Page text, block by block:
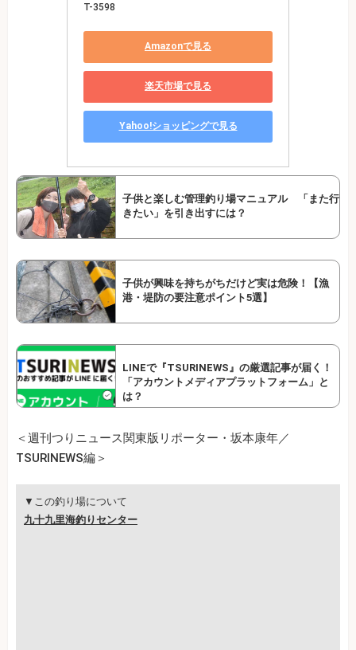
T-3598
Amazonで見る
楽天市場で見る
Yahoo!ショッピングで見る
子供と楽しむ管理釣り場マニュアル 「また行
きたい」を引き出すには？
子供が興味を持ちがちだけど実は危険！【漁
港・堤防の要注意ポイント5選】
LINEで『TSURINEWS』の厳選記事が届く！
「アカウントメディアプラットフォーム」と
は？
＜週刊つりニュース関東版リポーター・坂本康年／
TSURINEWS編＞
▼この釣り場について
九十九里海釣りセンター